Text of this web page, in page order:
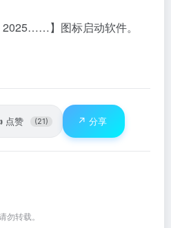
】图标启动软件。
点赞 (21) ↗️ 分享
转载。